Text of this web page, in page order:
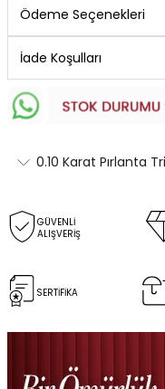
Ödeme Seçenekleri
İade Koşulları
0.10 Karat Pırlanta
GÜVENLİ
ALIŞVERİŞ
SERTİFİKA